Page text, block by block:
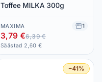
Toffee MILKA 300g
MAXIMA 1
3,79 €6,39 €
Säästad 2,60 €
−41%